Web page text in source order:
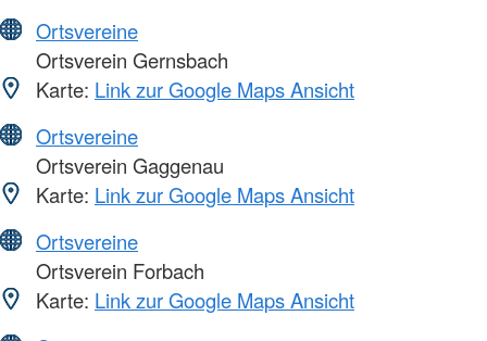
Ortsvereine
Ortsverein Gernsbach
Karte: Link zur Google Maps Ansicht
Ortsvereine
Ortsverein Gaggenau
Karte: Link zur Google Maps Ansicht
Ortsvereine
Ortsverein Forbach
Karte: Link zur Google Maps Ansicht